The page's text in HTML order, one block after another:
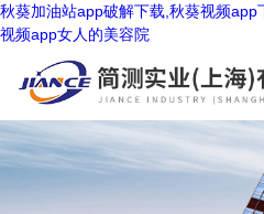
秋葵加油站app破解下载,秋葵视频
视频app女人的美容院